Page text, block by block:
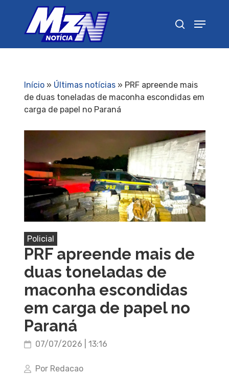
Início» Últimas notícias» PRF apreende mais
de duas toneladas de maconha escondidas em
carga de papel no Paraná
Policial
PRF apreende mais de
duas toneladas de
maconha escondidas
em carga de papel no
Paraná
07/07/2026 | 13:16
Por Redacao